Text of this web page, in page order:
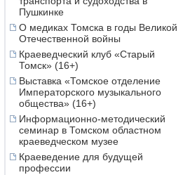
Пушкинке
О медиках Томска в годы Великой
Отечественной войны
Краеведческий клуб «Старый
Томск» (16+)
Выставка «Томское отделение
Императорского музыкального
общества» (16+)
Информационно-методический
семинар в Томском областном
краеведческом музее
Краеведение для будущей
профессии